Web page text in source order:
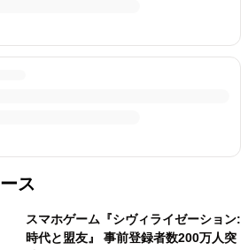
ス
スマホゲーム『シヴィライゼーション:
時代と盟友』 事前登録者数200万人突